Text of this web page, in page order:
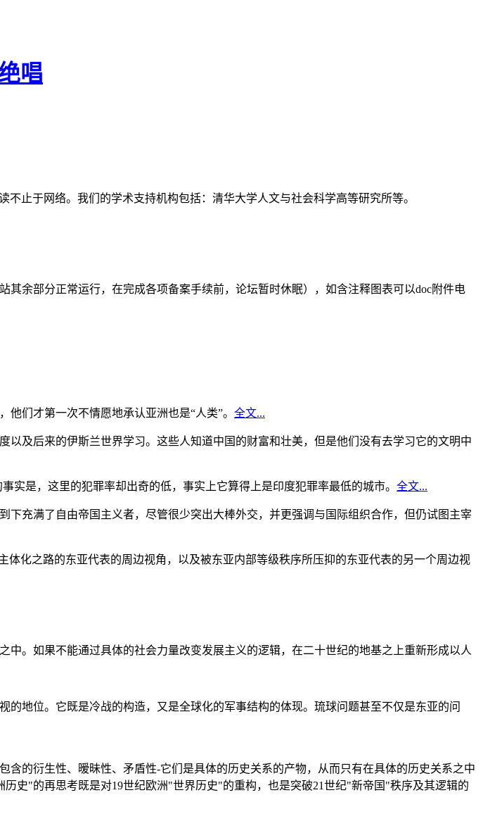
唱
止于网络。我们的学术支持机构包括：清华大学人文与社会科学高等研究所等。
余部分正常运行，在完成各项备案手续前，论坛暂时休眠），如含注释图表可以doc附件电
们才第一次不情愿地承认亚洲也是“人类”。 全文...
及后来的伊斯兰世界学习。这些人知道中国的财富和壮美，但是他们没有去学习它的文明中
实是，这里的犯罪率却出奇的低，事实上它算得上是印度犯罪率最低的城市。 全文...
下充满了自由帝国主义者，尽管很少突出大棒外交，并更强调与国际组织合作，但仍试图主宰
化之路的东亚代表的周边视角，以及被东亚内部等级秩序所压抑的东亚代表的另一个周边视
。如果不能通过具体的社会力量改变发展主义的逻辑，在二十世纪的地基之上重新形成以人
地位。它既是冷战的构造，又是全球化的军事结构的体现。琉球问题甚至不仅是东亚的问
的衍生性、暧昧性、矛盾性-它们是具体的历史关系的产物，从而只有在具体的历史关系之中
史"的再思考既是对19世纪欧洲"世界历史"的重构，也是突破21世纪"新帝国"秩序及其逻辑的